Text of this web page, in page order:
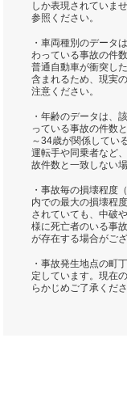
しか表現されていま
参照ください。
・車両種別のデータ
わっている事故の件
普通自動車が衝突し
含まれるため、現実
注意ください。
・年齢のデータは、
っている事故の件数
～34歳が関係してい
運転手や同乗者など
故件数と一致しない
・事故毎の損壊程度
内での最大の損壊程
されていても、中破
様に死亡者のいる事
が存在する場合がご
・事故発生地点の町
定しています。現在
らかじめご了承くださ